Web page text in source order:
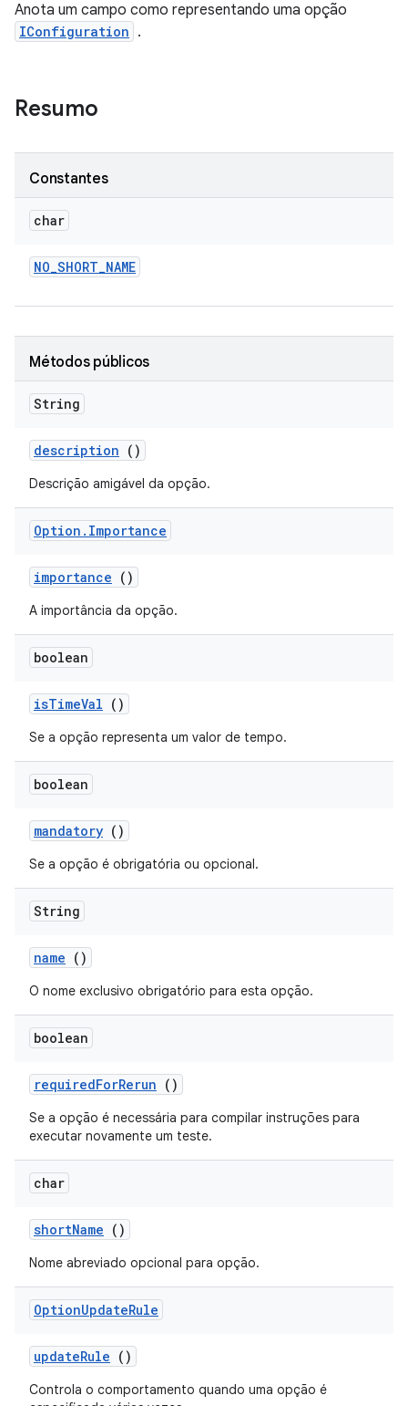
Anota um campo como representando uma opção
IConfiguration .
Resumo
Constantes
char
NO_SHORT_NAME
Métodos públicos
String
description ()
Descrição amigável da opção.
Option . Importance
importance ()
A importância da opção.
boolean
isTimeVal ()
Se a opção representa um valor de tempo.
boolean
mandatory ()
Se a opção é obrigatória ou opcional.
String
name ()
O nome exclusivo obrigatório para esta opção.
boolean
requiredForRerun ()
Se a opção é necessária para compilar instruções para
executar novamente um teste.
char
shortName ()
Nome abreviado opcional para opção.
OptionUpdateRule
updateRule ()
Controla o comportamento quando uma opção é